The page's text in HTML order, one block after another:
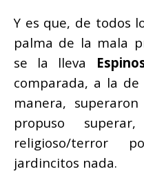
Y es que, de todos
palma de la mala
se la lleva
comparada, a la de
manera,
propuso
religioso/terror
jardincitos nada.